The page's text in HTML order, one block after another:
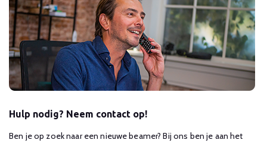
Hulp nodig? Neem contact op!
Ben je op zoek naar een nieuwe beamer? Bij ons ben je aan het